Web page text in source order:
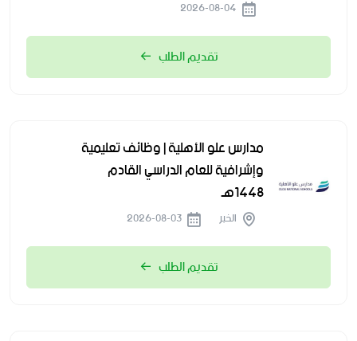
تقديم الطلب
مدارس علو الأهلية | وظائف تعليمية
وإشرافية للعام الدراسي القادم
1448هـ
الخبر
تقديم الطلب